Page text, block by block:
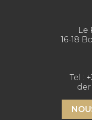
Le
16-18
Tel :